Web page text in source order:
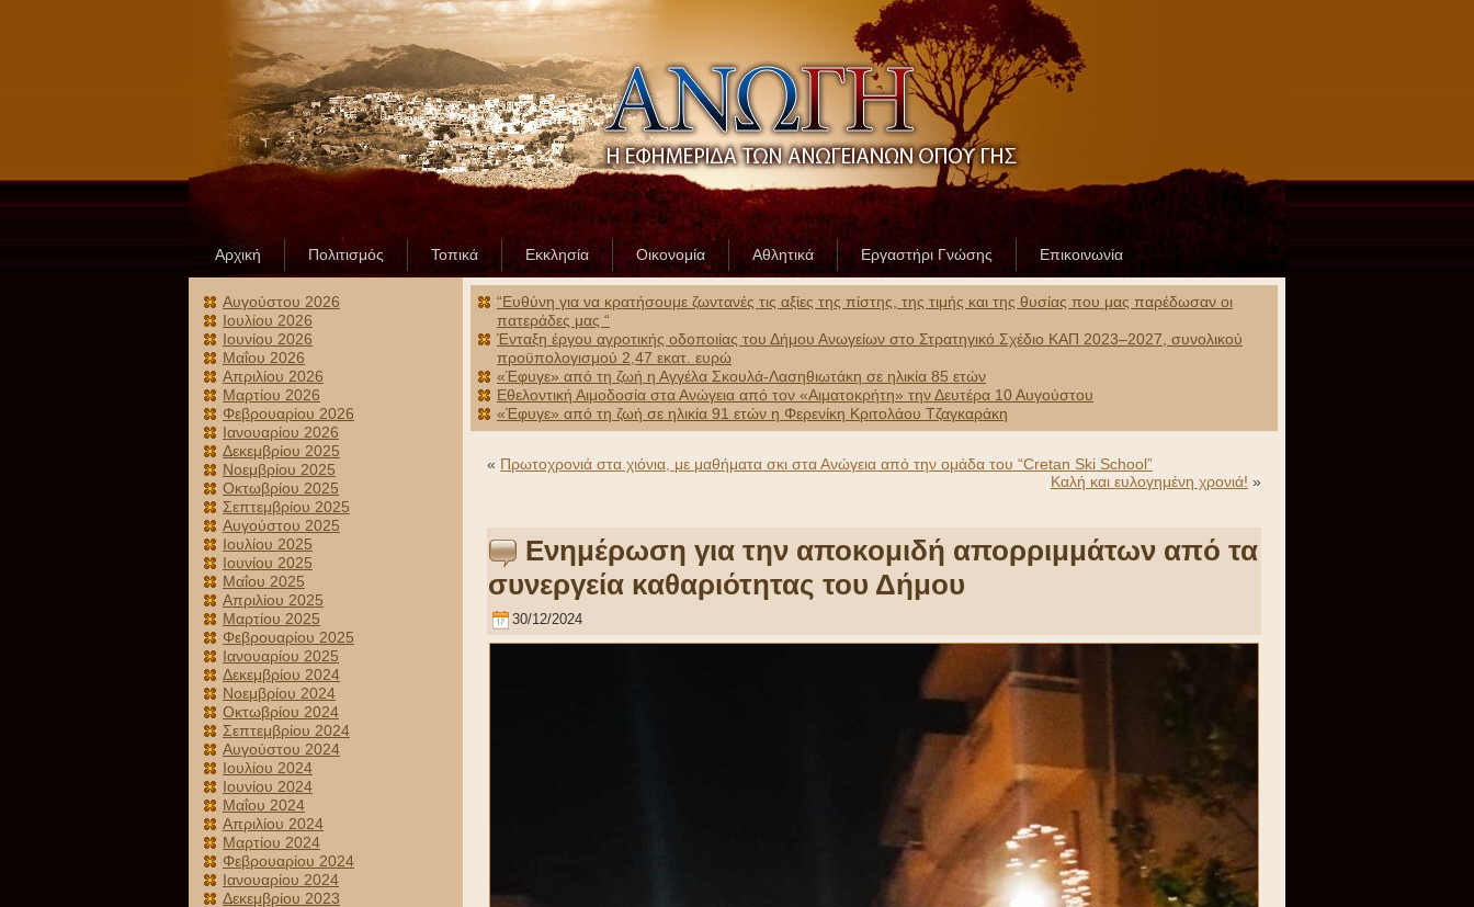
Αρχική Πολιτισμός Τοπικά Εκκλησία Οικονομία Αθλητικά Εργαστήρι Γνώσης Επικοινωνία
Αυγούστου 2026
Ιουλίου 2026
Ιουνίου 2026
Μαΐου 2026
Απριλίου 2026
Μαρτίου 2026
Φεβρουαρίου 2026
Ιανουαρίου 2026
Δεκεμβρίου 2025
Νοεμβρίου 2025
Οκτωβρίου 2025
Σεπτεμβρίου 2025
Αυγούστου 2025
Ιουλίου 2025
Ιουνίου 2025
Μαΐου 2025
Απριλίου 2025
Μαρτίου 2025
Φεβρουαρίου 2025
Ιανουαρίου 2025
Δεκεμβρίου 2024
Νοεμβρίου 2024
Οκτωβρίου 2024
Σεπτεμβρίου 2024
Αυγούστου 2024
Ιουλίου 2024
Ιουνίου 2024
Μαΐου 2024
Απριλίου 2024
Μαρτίου 2024
Φεβρουαρίου 2024
Ιανουαρίου 2024
Δεκεμβρίου 2023
“Ευθύνη για να κρατήσουμε ζωντανές τις αξίες της πίστης, της τιμής και της θυσίας που μας παρέδωσαν οι
πατεράδες μας “
Ένταξη έργου αγροτικής οδοποιίας του Δήμου Ανωγείων στο Στρατηγικό Σχέδιο ΚΑΠ 2023–2027, συνολικού
προϋπολογισμού 2,47 εκατ. ευρώ
«Έφυγε» από τη ζωή η Αγγέλα Σκουλά-Λασηθιωτάκη σε ηλικία 85 ετών
Εθελοντική Αιμοδοσία στα Ανώγεια από τον «Αιματοκρήτη» την Δευτέρα 10 Αυγούστου
«Έφυγε» από τη ζωή σε ηλικία 91 ετών η Φερενίκη Κριτολάου Τζαγκαράκη
« Πρωτοχρονιά στα χιόνια, με μαθήματα σκι στα Ανώγεια από την ομάδα του “Cretan Ski School”
Καλή και ευλογημένη χρονιά! »
Ενημέρωση για την αποκομιδή απορριμμάτων από τα
συνεργεία καθαριότητας του Δήμου
30/12/2024